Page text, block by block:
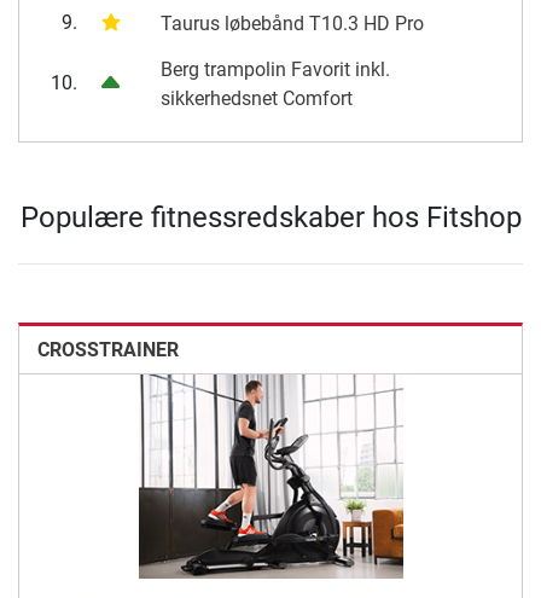
9.
Taurus løbebånd T10.3 HD Pro
10.
Berg trampolin Favorit inkl.
sikkerhedsnet Comfort
Populære fitnessredskaber hos Fitshop
CROSSTRAINER